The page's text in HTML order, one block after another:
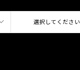
選択してください